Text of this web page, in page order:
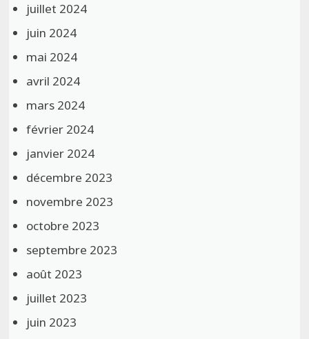
juillet 2024
juin 2024
mai 2024
avril 2024
mars 2024
février 2024
janvier 2024
décembre 2023
novembre 2023
octobre 2023
septembre 2023
août 2023
juillet 2023
juin 2023